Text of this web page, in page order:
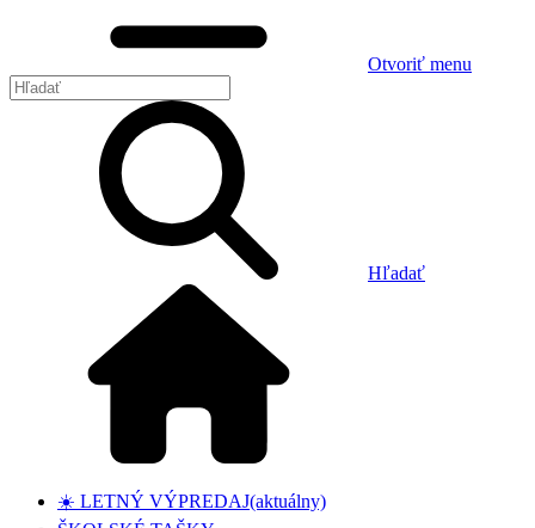
Otvoriť menu
Hľadať
☀️ LETNÝ VÝPREDAJ(aktuálny)